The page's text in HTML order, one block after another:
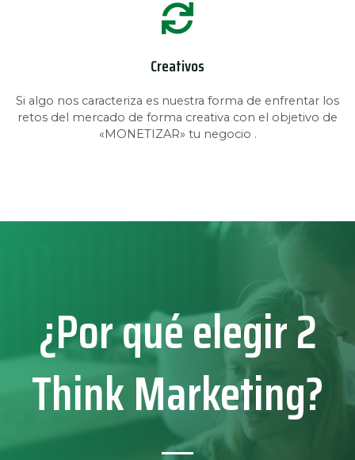
Creativos
Si algo nos caracteriza es nuestra forma de enfrentar los
retos del mercado de forma creativa con el objetivo de
«MONETIZAR» tu negocio .
¿Por qué elegir 2
Think Marketing?